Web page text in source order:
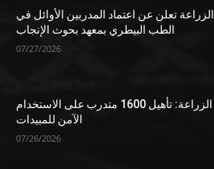
الزراعة تعلن عن اعتماد المدربين الأوائل في
الطب البيطري بمعهد بحوث الإنجاب
07/27/2026
الزراعة: تأهيل 1600 متدرب على الاستخدام
الآمن للمبيدات
07/26/2026